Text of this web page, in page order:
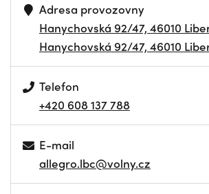
Adresa provozovny
Hanychovská 92/47, 46010
Hanychovská 92/47, 46010
Telefon
+420 608 137 788
E-mail
allegro.lbc@volny.cz